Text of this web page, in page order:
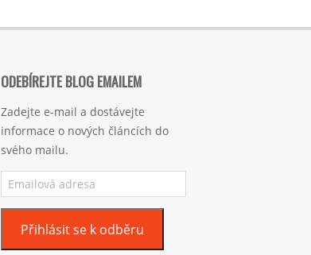
ODEBÍREJTE BLOG EMAILEM
Zadejte e-mail a dostávejte
informace o nových článcích do
svého mailu.
Emailová
adresa
Přihlásit se k odběru